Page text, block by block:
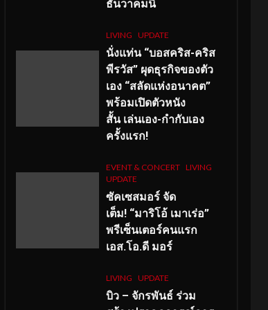
ธันวาคมนี้
LIVING UPDATE
นั่งแท่น “บอสคริส-คริส
พีรวัส” ผุดธุรกิจของตัว
เอง “สลัดแห่งอนาคต”
พร้อมเปิดตัวหนัง
สั้น เล่นเอง-กำกับเอง
ครั้งแรก!
EVENT & CONCERT LIVING
UPDATE
ซัคเซสมอร์ จัด
เต็ม! “มาริโอ้ เมาเร่อ”
พรีเซ็นเตอร์คนแรก
เอส.โอ.ดี มอร์
LIVING UPDATE
บิว – จักรพันธ์ ร่วม